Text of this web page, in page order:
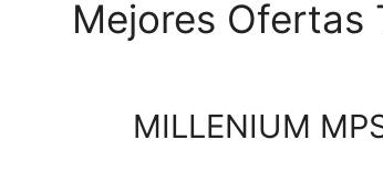
Mejores Ofertas
MILLENIUM